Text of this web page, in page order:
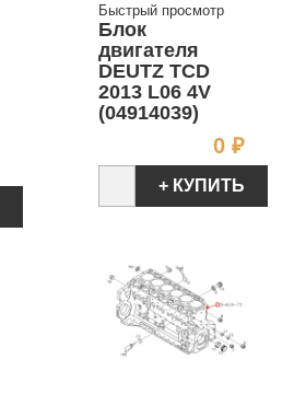
Цена
Быстрый просмотр
Блок
двигателя
DEUTZ TCD
2013 L06 4V
(04914039)
0 ₽
+ КУПИТЬ